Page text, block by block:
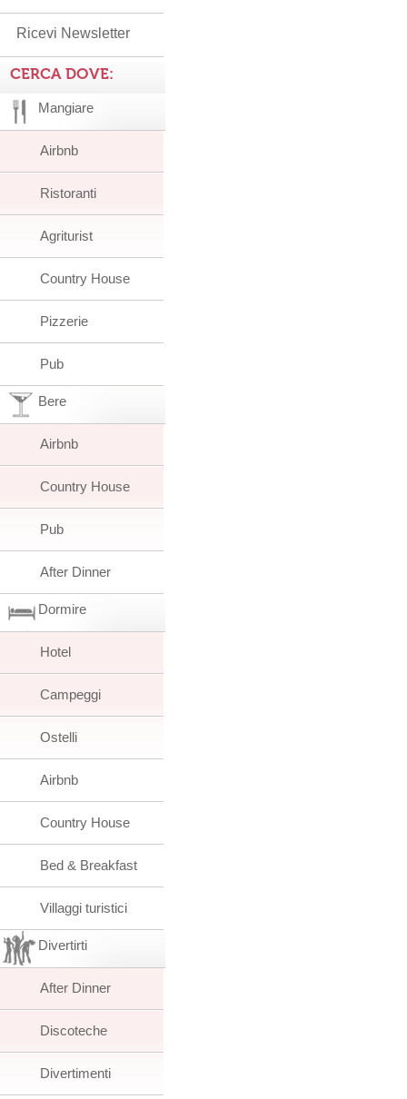
Ricevi Newsletter
CERCA DOVE:
Mangiare
Airbnb
Ristoranti
Agriturist
Country House
Pizzerie
Pub
Bere
Airbnb
Country House
Pub
After Dinner
Dormire
Hotel
Campeggi
Ostelli
Airbnb
Country House
Bed & Breakfast
Villaggi turistici
Divertirti
After Dinner
Discoteche
Divertimenti